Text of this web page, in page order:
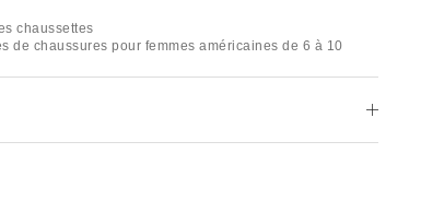
chaussettes
de chaussures pour femmes américaines de 6 à 10